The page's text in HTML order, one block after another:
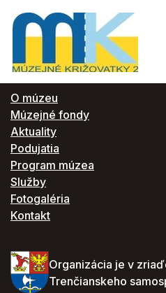
O múzeu
Múzejné fondy
Aktuality
Podujatia
Program múzea
Služby
Fotogaléria
Kontakt
Organizácia je v
Trenčianskeho